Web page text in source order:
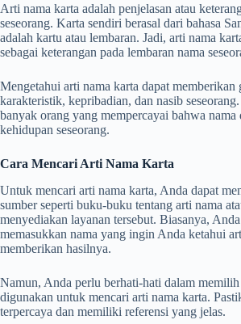
Arti nama karta adalah penjelasan atau
seseorang. Karta sendiri berasal dari bahasa
adalah kartu atau lembaran. Jadi, arti nama
sebagai keterangan pada lembaran nama
Mengetahui arti nama karta dapat memberikan
karakteristik, kepribadian, dan nasib
banyak orang yang mempercayai bahwa nama
kehidupan seseorang.
Cara Mencari Arti Nama Karta
Untuk mencari arti nama karta, Anda dapat
sumber seperti buku-buku tentang arti nama
menyediakan layanan tersebut. Biasanya,
memasukkan nama yang ingin Anda ketahui
memberikan hasilnya.
Namun, Anda perlu berhati-hati dalam
digunakan untuk mencari arti nama karta.
terpercaya dan memiliki referensi yang jelas.